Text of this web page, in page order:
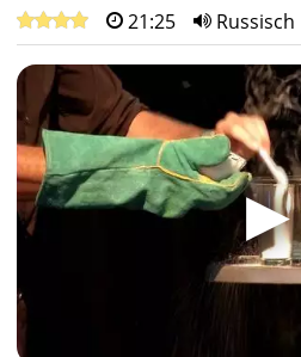
21:25 Russisch
▶